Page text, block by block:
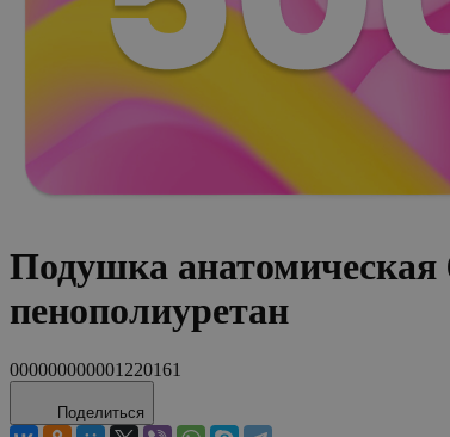
Подушка
пенополиуретан
000000000001220161
Поделиться